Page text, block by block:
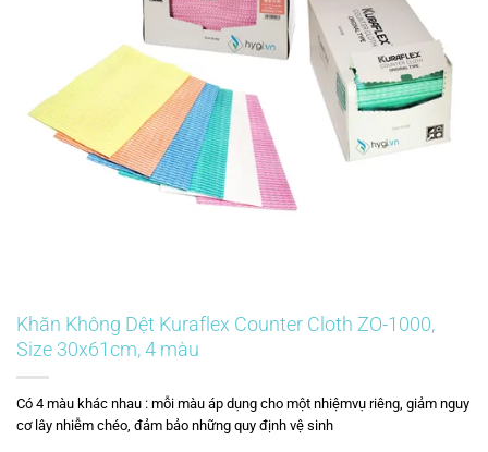
Khăn Không Dệt Kuraflex Counter Cloth ZO-1000,
Size 30x61cm, 4 màu
Có 4 màu khác nhau : mỗi màu áp dụng cho một nhiệmvụ riêng, giảm nguy
cơ lây nhiễm chéo, đảm bảo những quy định vệ sinh